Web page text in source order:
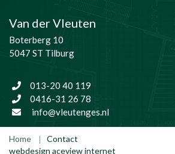
Van der Vleuten
Boterberg 10
5047 ST Tilburg
013-20 40 119
0416-31 26 78
info@vleutenges.nl
Home
Contact
webdesign aceview internet